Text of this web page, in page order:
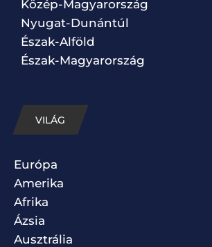
Közép-Magyarország
Nyugat-Dunántúl
Észak-Alföld
Észak-Magyarország
VILÁG
Európa
Amerika
Afrika
Ázsia
Ausztrália